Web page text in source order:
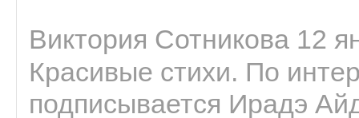
Виктория Сотникова 12
Красивые стихи. По
подписывается Ирадэ